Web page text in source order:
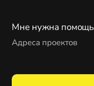
Мне нужна помощь
Адреса проектов